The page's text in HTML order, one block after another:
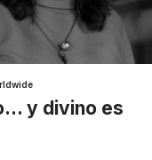
y divino es